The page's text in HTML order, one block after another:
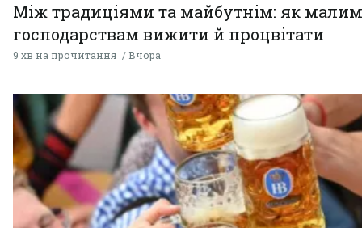
Між традиціями та майбутнім: як малим
господарствам вижити й процвітати
9 хв на прочитання Вчора